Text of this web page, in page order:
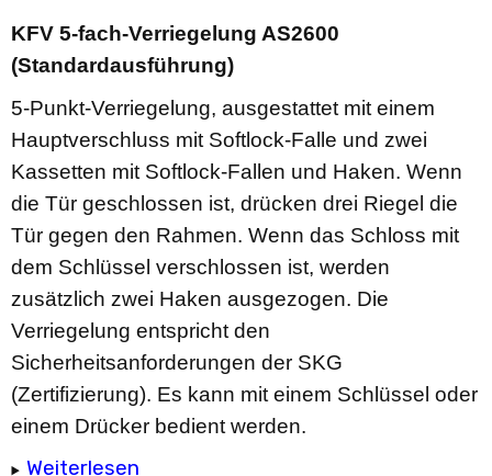
KFV 5-fach-Verriegelung AS2600
(Standardausführung)
5-Punkt-Verriegelung, ausgestattet mit einem
Hauptverschluss mit Softlock-Falle und zwei
Kassetten mit Softlock-Fallen und Haken. Wenn
die Tür geschlossen ist, drücken drei Riegel die
Tür gegen den Rahmen. Wenn das Schloss mit
dem Schlüssel verschlossen ist, werden
zusätzlich zwei Haken ausgezogen. Die
Verriegelung entspricht den
Sicherheitsanforderungen der SKG
(Zertifizierung). Es kann mit einem Schlüssel oder
einem Drücker bedient werden.
Weiterlesen